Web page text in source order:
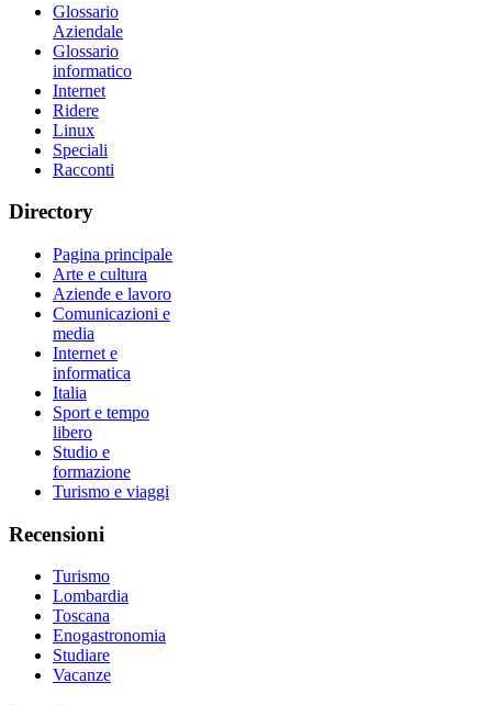
Glossario
Aziendale
Glossario
informatico
Internet
Ridere
Linux
Speciali
Racconti
Directory
Pagina principale
Arte e cultura
Aziende e lavoro
Comunicazioni e
media
Internet e
informatica
Italia
Sport e tempo
libero
Studio e
formazione
Turismo e viaggi
Recensioni
Turismo
Lombardia
Toscana
Enogastronomia
Studiare
Vacanze